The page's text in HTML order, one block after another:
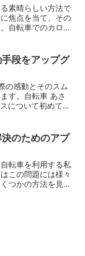
素晴らしい方法で
焦点を当て、その
自転車でのカロリ
段をアップグ
の感動とそのスム
す。自転車 あさ
について初めて聞
のためのアプ
転車を利用する私
この問題には様々
つかの方法を見つ